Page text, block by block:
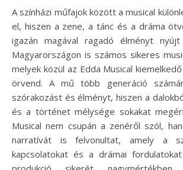
A színházi műfajok között a musical különleges helyet foglal
el, hiszen a zene, a tánc és a dráma
igazán magával ragadó élményt nyújt
Magyarországon is számos sikeres
melyek közül az Edda Musical
örvend. A mű több generáció
szórakozást és élményt, hiszen a
és a történet mélysége sokakat
Musical nem csupán a zenéről szól,
narratívát is felvonultat, amely a
kapcsolatokat és a drámai